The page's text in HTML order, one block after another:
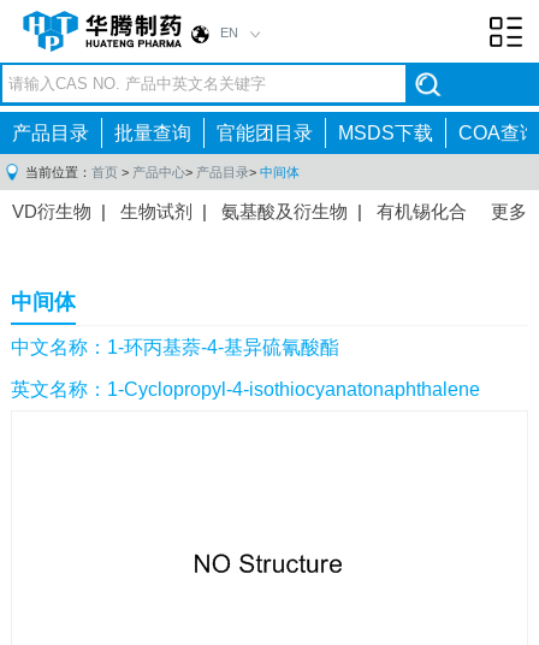
EN
产品目录 批量查询 官能团目录 MSDS下载 COA查询
当前位置： 首页 > 产品中心> 产品目录> 中间体
更多
VD衍生物 | 生物试剂 | 氨基酸及衍生物 | 有机锡化合
间体|
感染药物中间体
体 |抗精神病药物中间体 |抗炎药物中间体
药中间体|其他原料药中间体|
中间体
中文名称：1-环丙基萘-4-基异硫氰酸酯
英文名称：1-Cyclopropyl-4-isothiocyanatonaphthalene